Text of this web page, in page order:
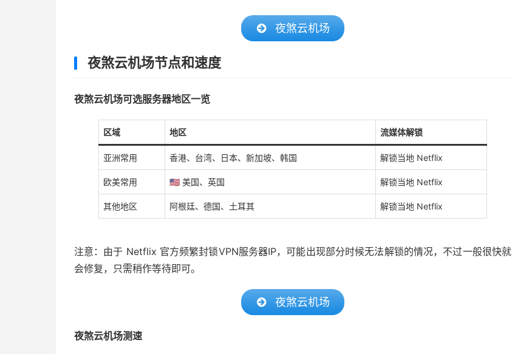
夜煞云机场
夜煞云机场节点和速度
夜煞云机场可选服务器地区一览
区域 地区 流媒体解锁
亚洲常用 香港、台湾、日本、新加坡、韩国 解锁当地 Netflix
欧美常用 🇺🇸 美国、英国 解锁当地 Netflix
其他地区 阿根廷、德国、土耳其 解锁当地 Netflix
注意：由于 Netflix 官方频繁封锁VPN服务器IP，可能出现部分时候无法解锁的情况，不过一般很快就
会修复，只需稍作等待即可。
夜煞云机场
夜煞云机场测速